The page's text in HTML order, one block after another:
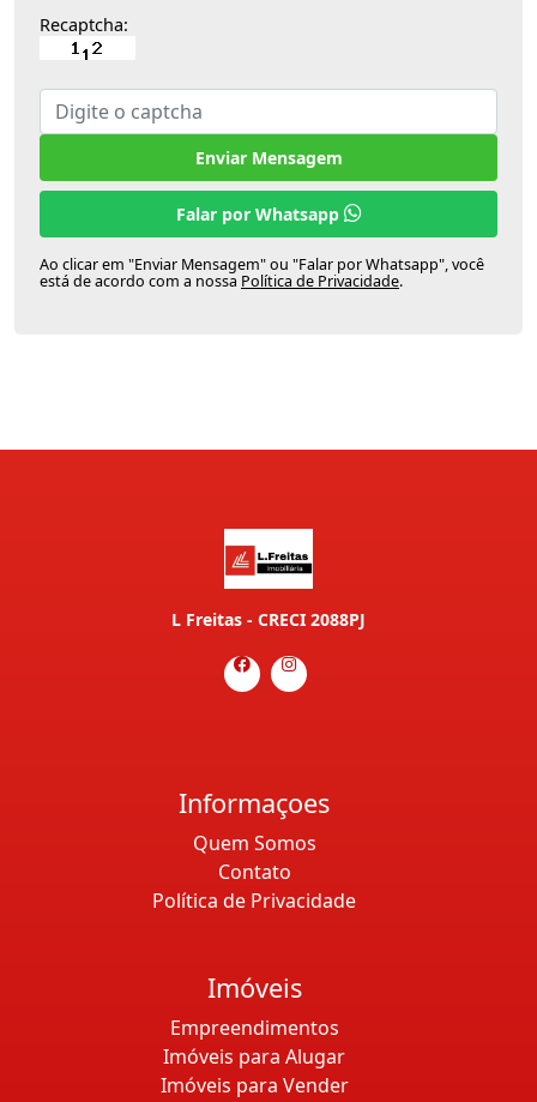
Recaptcha:
Enviar Mensagem
Falar por Whatsapp
Ao clicar em "Enviar Mensagem" ou "Falar por Whatsapp", você
está de acordo com a nossa Política de Privacidade.
L Freitas - CRECI 2088PJ
Informaçoes
Quem Somos
Contato
Política de Privacidade
Imóveis
Empreendimentos
Imóveis para Alugar
Imóveis para Vender